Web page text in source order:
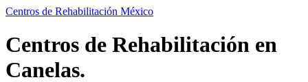
Centros de Rehabilitación México
Centros de Rehabilitación en
Canelas.